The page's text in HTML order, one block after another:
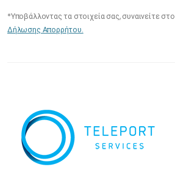
*Υποβάλλοντας τα στοιχεία σας, συναινείτε
Δήλωσης Απορρήτου.